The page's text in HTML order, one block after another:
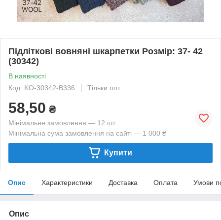
Підліткові вовняні шкарпетки Розмір: 37- 42
(30342)
В наявності
Код: KO-30342-B336
Тільки опт
58,50 ₴
Мінімальне замовлення — 12 шт.
Мінімальна сума замовлення на сайті — 1 000 ₴
Купити
Опис Характеристики Доставка Оплата Умови
Опис